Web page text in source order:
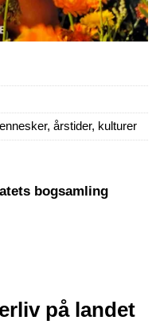
årstider, kulturer
bogsamling
på landet